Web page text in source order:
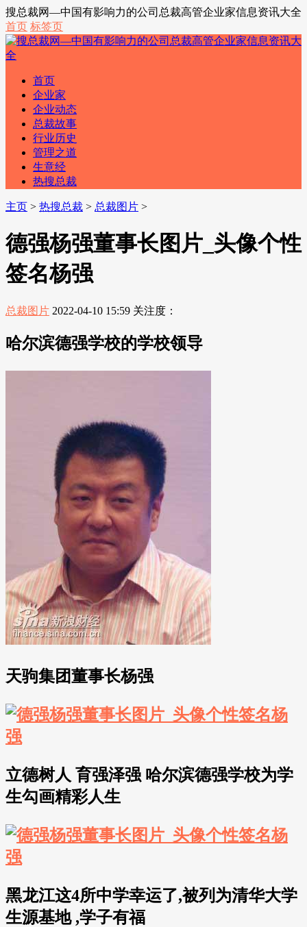
搜总裁网—中国有影响力的公司总裁高管企业家信息资讯大全
首页 标签页
首页
企业家
企业动态
总裁故事
行业历史
管理之道
生意经
热搜总裁
主页 > 热搜总裁 > 总裁图片 >
德强杨强董事长图片_头像个性
签名杨强
总裁图片 2022-04-10 15:59 关注度：
哈尔滨德强学校的学校领导
天驹集团董事长杨强
立德树人 育强泽强 哈尔滨德强学校为学
生勾画精彩人生
黑龙江这4所中学幸运了,被列为清华大学
生源基地 ,学子有福